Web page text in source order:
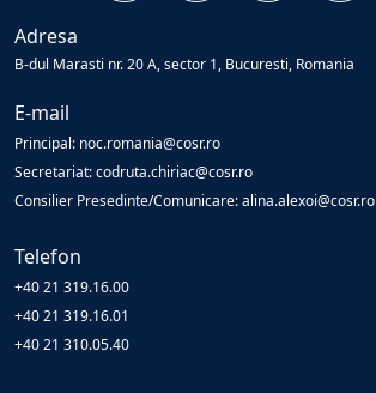
Adresa
B-dul Marasti nr. 20 A, sector 1, Bucuresti, Romania
E-mail
Principal: noc.romania@cosr.ro
Secretariat: codruta.chiriac@cosr.ro
Consilier Presedinte/Comunicare: alina.alexoi@cosr.ro
Telefon
+40 21 319.16.00
+40 21 319.16.01
+40 21 310.05.40